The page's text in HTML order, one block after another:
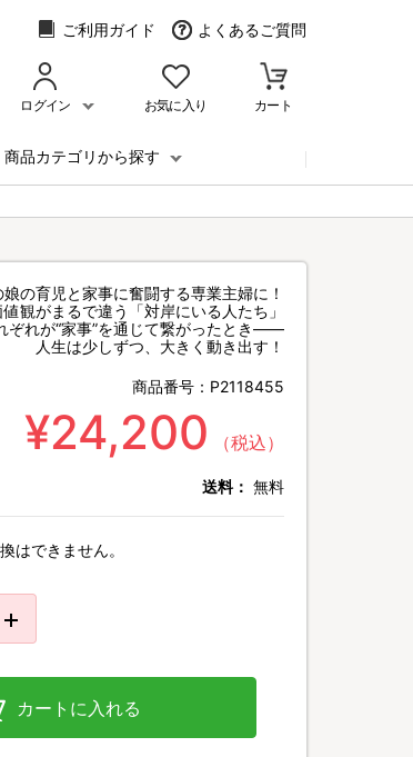
ご利用ガイド よくあるご質問
ログイン お気に入り カート
商品カテゴリから探す
の育児と家事に奮闘する専業主婦に！
値観がまるで違う「対岸にいる人たち」
ぞれが“家事”を通じて繋がったとき――
人生は少しずつ、大きく動き出す！
商品番号： P2118455
¥24,200 （税込）
送料： 無料
はできません。
カートに入れる